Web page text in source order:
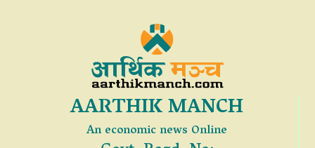
AARTHIK MANCH
An economic news Online